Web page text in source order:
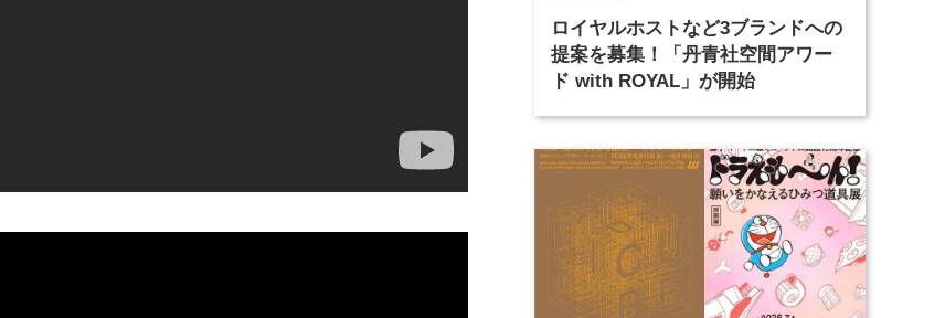
ロイヤルホストなど3ブランドへの
提案を募集！「丹青社空間アワー
ド with ROYAL」が開始